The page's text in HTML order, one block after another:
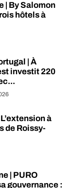
| By Salomon
hôtels à
| À
investit 220
à
de Roissy-
| PURO
gouvernance :